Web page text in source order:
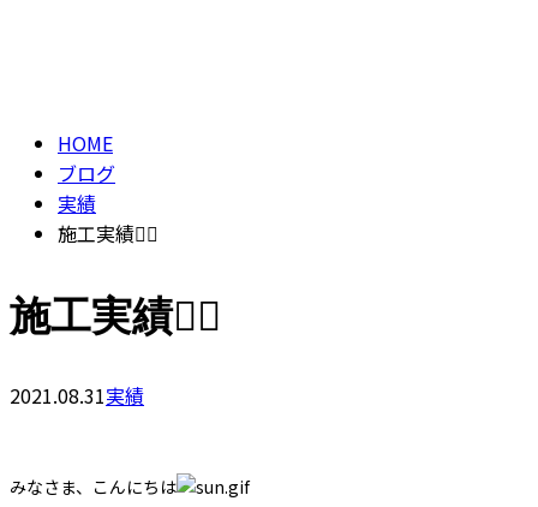
HOME
ブログ
実績
施工実績👷‍♂️
施工実績👷‍♂️
2021.08.31実績
みなさま、こんにちは